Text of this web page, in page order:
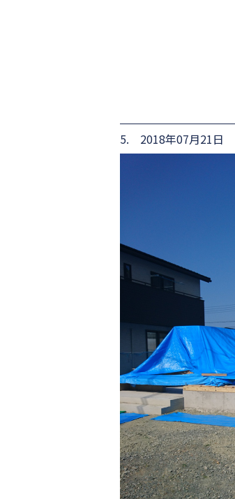
5. 2018年07月21日